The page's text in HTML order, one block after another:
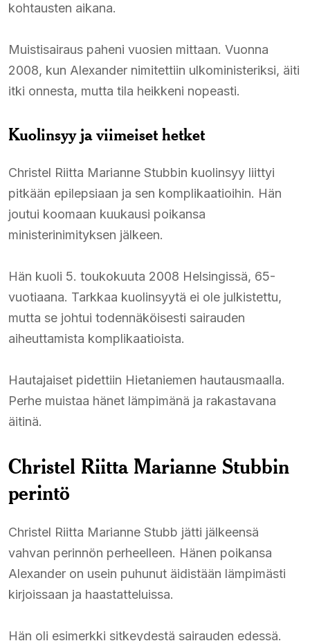
kohtausten aikana.
Muistisairaus paheni vuosien mittaan. Vuonna
2008, kun Alexander nimitettiin ulkoministeriksi, äiti
itki onnesta, mutta tila heikkeni nopeasti.
Kuolinsyy ja viimeiset hetket
Christel Riitta Marianne Stubbin kuolinsyy liittyi
pitkään epilepsiaan ja sen komplikaatioihin. Hän
joutui koomaan kuukausi poikansa
ministerinimityksen jälkeen.
Hän kuoli 5. toukokuuta 2008 Helsingissä, 65-
vuotiaana. Tarkkaa kuolinsyytä ei ole julkistettu,
mutta se johtui todennäköisesti sairauden
aiheuttamista komplikaatioista.
Hautajaiset pidettiin Hietaniemen hautausmaalla.
Perhe muistaa hänet lämpimänä ja rakastavana
äitinä.
Christel Riitta Marianne Stubbin
perintö
Christel Riitta Marianne Stubb jätti jälkeensä
vahvan perinnön perheelleen. Hänen poikansa
Alexander on usein puhunut äidistään lämpimästi
kirjoissaan ja haastatteluissa.
Hän oli esimerkki sitkeydestä sairauden edessä.